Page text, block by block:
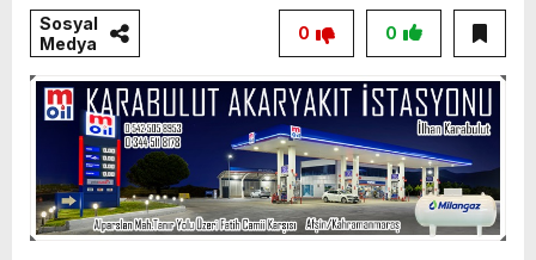
Sosyal
Medya
0
0